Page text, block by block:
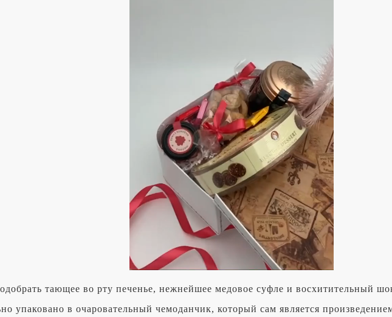
тающее во рту печенье, нежнейшее медовое суфле и восхитительный
упаковано в очаровательный чемоданчик, который сам является